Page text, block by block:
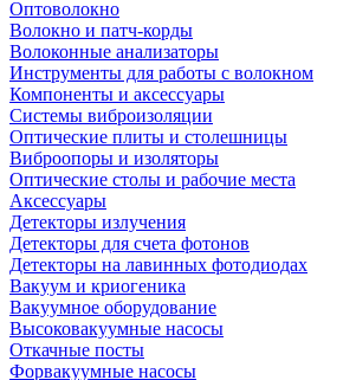
Оптоволокно
Волокно и патч-корды
Волоконные анализаторы
Инструменты для работы с волокном
Компоненты и аксессуары
Системы виброизоляции
Оптические плиты и столешницы
Виброопоры и изоляторы
Оптические столы и рабочие места
Аксессуары
Детекторы излучения
Детекторы для счета фотонов
Детекторы на лавинных фотодиодах
Вакуум и криогеника
Вакуумное оборудование
Высоковакуумные насосы
Откачные посты
Форвакуумные насосы